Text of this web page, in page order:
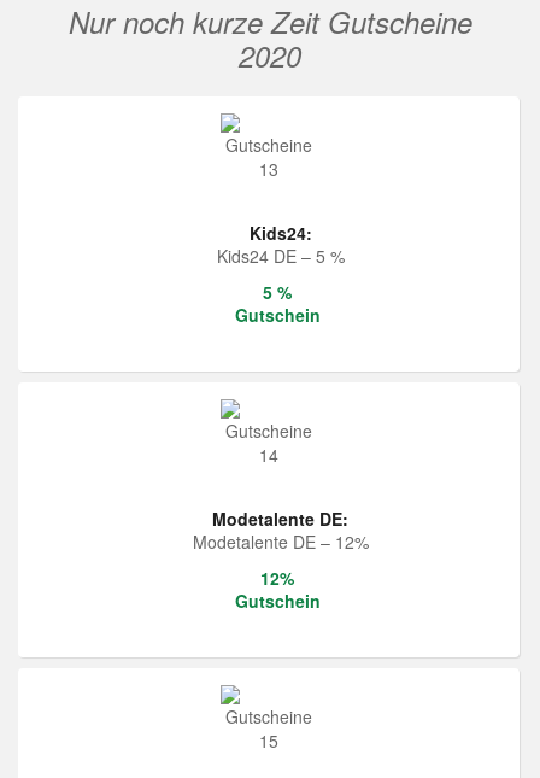
Nur noch kurze Zeit Gutscheine
2020
Kids24:
Kids24 DE – 5 %
5 %
Gutschein
Modetalente DE:
Modetalente DE – 12%
12%
Gutschein